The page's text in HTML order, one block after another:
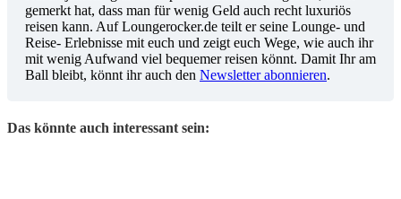
gemerkt hat, dass man für wenig Geld auch recht luxuriös
reisen kann. Auf Loungerocker.de teilt er seine Lounge- und
Reise- Erlebnisse mit euch und zeigt euch Wege, wie auch ihr
mit wenig Aufwand viel bequemer reisen könnt. Damit Ihr am
Ball bleibt, könnt ihr auch den Newsletter abonnieren.
Das könnte auch interessant sein: